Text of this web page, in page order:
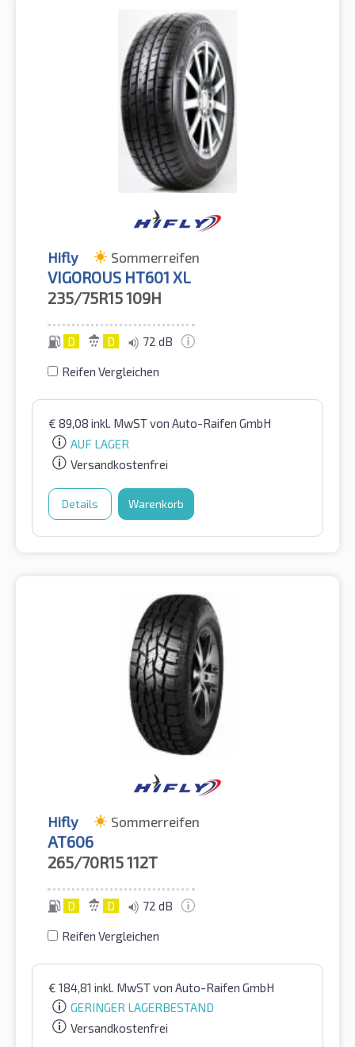
Hifly Sommerreifen
VIGOROUS HT601 XL
235/75R15109H
D D 72 dB
Reifen Vergleichen
€ 89,08 inkl. MwSTvon Auto-Raifen GmbH
AUF LAGER
Versandkostenfrei
Details Warenkorb
Hifly Sommerreifen
AT606
265/70R15112T
D D 72 dB
Reifen Vergleichen
€ 184,81 inkl. MwSTvon Auto-Raifen GmbH
GERINGER LAGERBESTAND
Versandkostenfrei